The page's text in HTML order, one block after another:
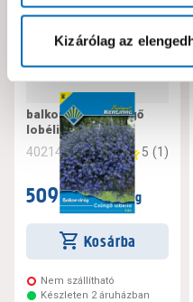
Kizárólag az
balkon virág csüngő
lobélia kék
402142 5 (1)
509 Ft / csomag
Kosárba
Nem szállítható
Készleten 2 áruházban